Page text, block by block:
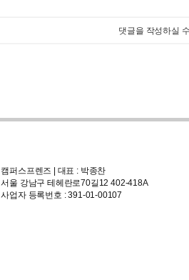
댓글을 작성하실
캠퍼스프렌즈 | 대표 : 박종찬
서울 강남구 테헤란로70길12 402-418A
사업자 등록번호 : 391-01-00107